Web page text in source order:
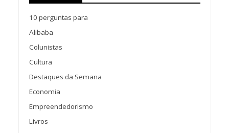
10 perguntas para
Alibaba
Colunistas
Cultura
Destaques da Semana
Economia
Empreendedorismo
Livros